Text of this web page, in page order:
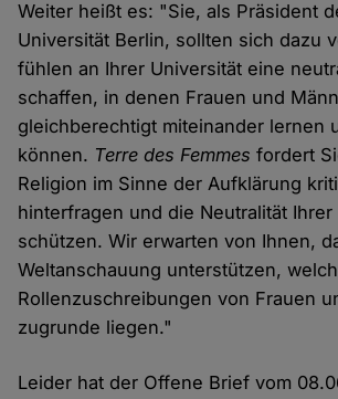
Weiter heißt es: "Sie, als Präsident
Universität Berlin, sollten sich dazu
fühlen an Ihrer Universität eine
schaffen, in denen Frauen und
gleichberechtigt miteinander lernen
können. Terre des Femmes fordert
Religion im Sinne der Aufklärung
hinterfragen und die Neutralität
schützen. Wir erwarten von Ihnen,
Weltanschauung unterstützen,
Rollenzuschreibungen von Frauen
zugrunde liegen."
Leider hat der Offene Brief vom